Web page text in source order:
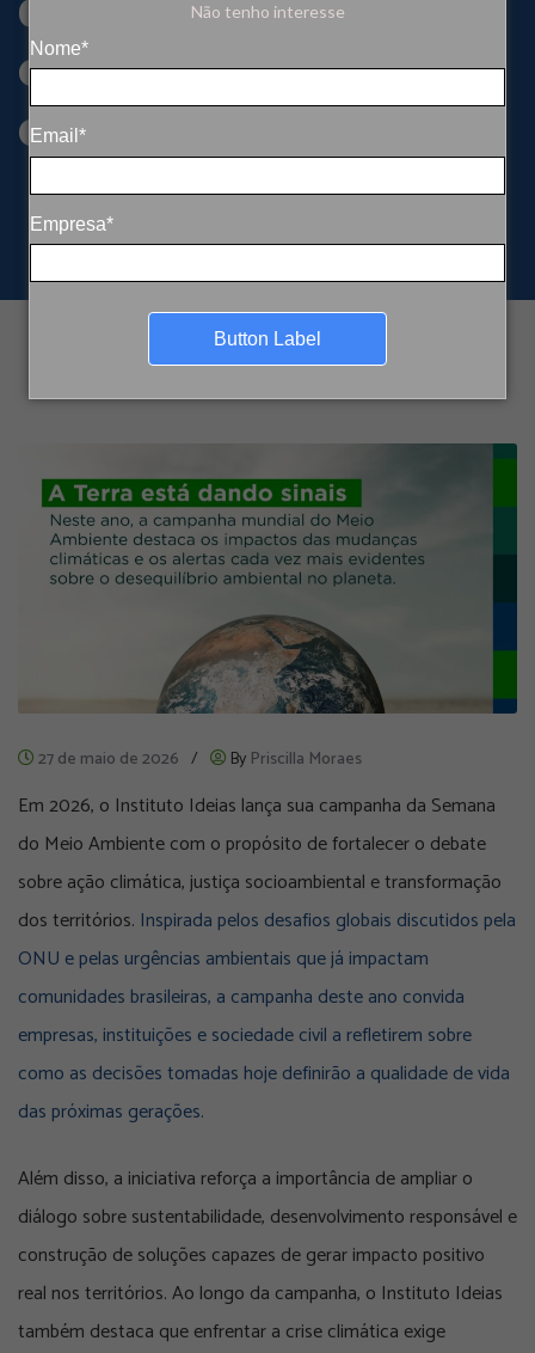
Não tenho interesse
Nome*
Email*
Empresa*
Button Label
e transformação
coletiva
27 de maio de 2026 / By Priscilla Moraes
Em 2026, o Instituto Ideias lança sua campanha da Semana
do Meio Ambiente com o propósito de fortalecer o debate
sobre ação climática, justiça socioambiental e transformação
dos territórios. Inspirada pelos desafios globais discutidos pela
ONU e pelas urgências ambientais que já impactam
comunidades brasileiras, a campanha deste ano convida
empresas, instituições e sociedade civil a refletirem sobre
como as decisões tomadas hoje definirão a qualidade de vida
das próximas gerações.
Além disso, a iniciativa reforça a importância de ampliar o
diálogo sobre sustentabilidade, desenvolvimento responsável e
construção de soluções capazes de gerar impacto positivo
real nos territórios. Ao longo da campanha, o Instituto Ideias
também destaca que enfrentar a crise climática exige